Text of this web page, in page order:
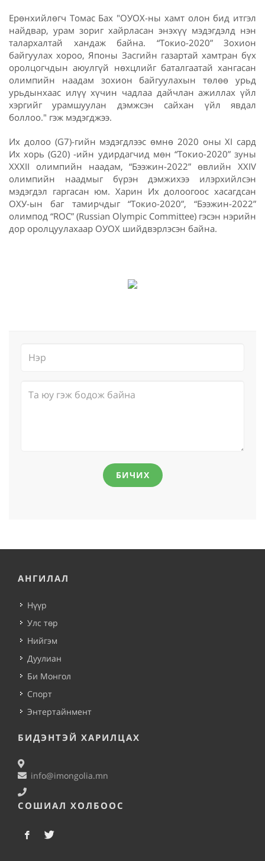
Ерөнхийлөгч Томас Бах "ОУОХ-ны хамт олон бид итгэл
найдвар, урам зориг хайрласан энэхүү мэдэгдэлд нэн
талархалтай хандаж байна. “Токио-2020” Зохион
байгуулах хороо, Японы Засгийн газартай хамтран бүх
оролцогчдын аюулгүй нөхцлийг баталгаатай хангасан
олимпийн наадам зохион байгуулахын төлөө урьд
урьдынхаас илүү хүчин чадлаа дайчлан ажиллах үйл
хэргийг урамшуулан дэмжсэн сайхан үйл явдал
боллоо." гэж мэдэгджээ.
Их долоо (G7)-гийн мэдэгдлээс өмнө 2020 оны XI сард
Их хорь (G20) -ийн удирдагчид мөн “Токио-2020” зуны
XXXII олимпийн наадам, “Бээжин-2022” өвлийн XXIV
олимпийн наадмыг бүрэн дэмжихээ илэрхийлсэн
мэдэгдэл гаргасан юм. Харин Их долоогоос хасагдсан
ОХУ-ын баг тамирчдыг “Токио-2020”, “Бээжин-2022”
олимпод “ROC” (Russian Olympic Committee) гэсэн нэрийн
дор оролцуулахаар ОУОХ шийдвэрлэсэн байна.
БИЧИХ
АНГИЛАЛ
Нүүр
Улс төр
Нийгэм
Дуулиан
Би Монгол
Спорт
Энтертайнмент
БИДЭНТЭЙ ХАРИЛЦАХ
info@imongolia.mn
СОШИАЛ ХОЛБООС